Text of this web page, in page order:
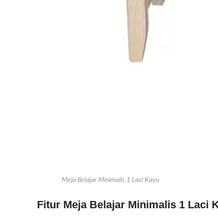
Meja Belajar Minimalis 1 Laci Kayu
Fitur Meja Belajar Minimalis 1 Laci